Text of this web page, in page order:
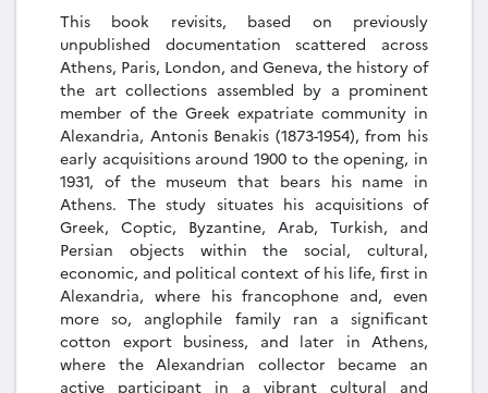
This book revisits, based on previously
unpublished documentation scattered across
Athens, Paris, London, and Geneva, the history of
the art collections assembled by a prominent
member of the Greek expatriate community in
Alexandria, Antonis Benakis (1873-1954), from his
early acquisitions around 1900 to the opening, in
1931, of the museum that bears his name in
Athens. The study situates his acquisitions of
Greek, Coptic, Byzantine, Arab, Turkish, and
Persian objects within the social, cultural,
economic, and political context of his life, first in
Alexandria, where his francophone and, even
more so, anglophile family ran a significant
cotton export business, and later in Athens,
where the Alexandrian collector became an
active participant in a vibrant cultural and